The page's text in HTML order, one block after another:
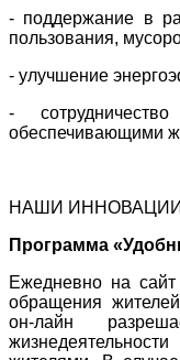
- поддержание в
пользования,
- улучшение
-
обеспечивающими
НАШИ ИННОВАЦИИ
Программа
Ежедневно на
обращения
он-лайн